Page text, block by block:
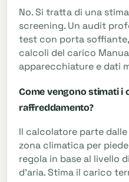
No. Si tratta di una
screening. Un audit
test con porta
calcoli del carico
apparecchiature e dati
Come vengono stimati i
raffreddamento?
Il calcolatore parte
zona climatica per
regola in base al livello
d'aria. Stima il carico